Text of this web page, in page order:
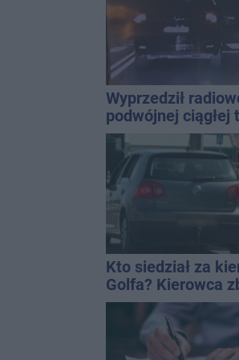
Wyprzedził
podwójnej ciągłej
pasami
Kto siedział za
Golfa? Kierowca
kolizji